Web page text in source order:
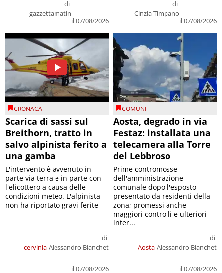
di
gazzettamatin
il 07/08/2026
di
Cinzia Timpano
il 07/08/2026
CRONACA
Scarica di sassi sul
Breithorn, tratto in
salvo alpinista ferito a
una gamba
cervinia
di
Alessandro Bianchet
il 07/08/2026
L'intervento è avvenuto in
parte via terra e in parte con
l'elicottero a causa delle
condizioni meteo. L'alpinista
non ha riportato gravi ferite
COMUNI
Aosta, degrado in via
Festaz: installata una
telecamera alla Torre
del Lebbroso
Aosta
di
Alessandro Bianchet
il 07/08/2026
Prime contromosse
dell'amministrazione
comunale dopo l'esposto
presentato da residenti della
zona; promessi anche
maggiori controlli e ulteriori
inter...